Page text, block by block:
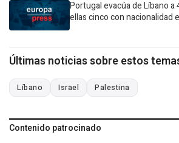
Portugal evacúa de Líbano
ellas cinco con nacionalidad
Últimas noticias sobre estos
Líbano Israel Palestina
Contenido patrocinado